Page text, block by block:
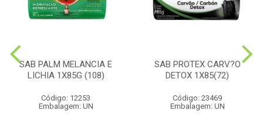
SAB PALM MELANCIA E
LICHIA 1X85G (108)
Código: 12253
Embalagem: UN
SAB PROTEX CARV?O
DETOX 1X85(72)
Código: 23469
Embalagem: UN